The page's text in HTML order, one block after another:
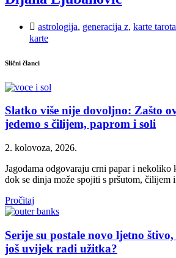
astrologija, generacija z, karte tarota
karte
Slični članci
Slatko više nije dovoljno: Zašto
jedemo s čilijem, paprom i soli
2. kolovoza, 2026.
Jagodama odgovaraju crni papar i nekoliko
dok se dinja može spojiti s pršutom, čilijem
Pročitaj
Serije su postale novo ljetno
još uvijek radi užitka?